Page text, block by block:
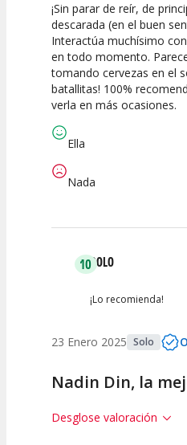
10
Calidad del
Espectáculo
10
Puesta en
Escena
¡Sin parar de reír, de
descarada (en el buen
Interactúa muchísimo
en todo momento.
tomando cervezas en el
batallitas! 100%
verla en más ocasiones.
Ella
Nada
10DOLO
¡Lo recomienda!
23 Enero 2025 Solo
Nadin Din, la
Desglose valoración